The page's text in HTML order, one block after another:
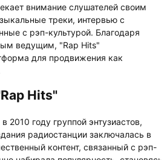
внимание слушателей своим
треки, интервью с
с рэп-культурой. Благодаря
ведущим, "Rap Hits"
для продвижения как
Hits"
2010 году группой энтузиастов,
радиостанции заключалась в
контент, связанный с рэп-